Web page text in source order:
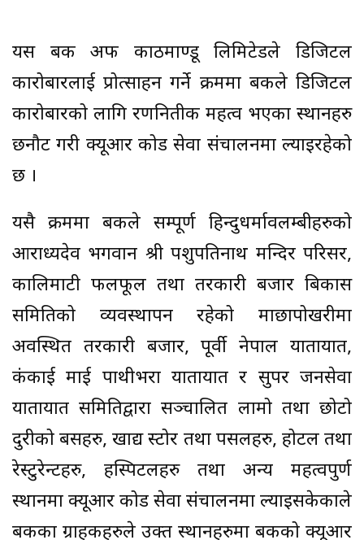
यस बैंक अफ काठमाण्डू लिमिटेडले डिजिटल
कारोबारलाई प्रोत्साहन गर्ने क्रममा बैंकले डिजिटल
कारोबारको लागि रणनितीक महत्व भएका स्थानहरु
छनौट गरी क्यूआर कोड सेवा संचालनमा ल्याइरहेको
छ ।
यसै क्रममा बैंकले सम्पूर्ण हिन्दुधर्मावलम्बीहरुको
आराध्यदेव भगवान श्री पशुपतिनाथ मन्दिर परिसर,
कालिमाटी फलफूल तथा तरकारी बजार बिकास
समितिको व्यवस्थापन रहेको माछापोखरीमा
अवस्थित तरकारी बजार, पूर्वी नेपाल यातायात,
कंकाई माई पाथीभरा यातायात र सुपर जनसेवा
यातायात समितिद्वारा सञ्चालित लामो तथा छोटो
दुरीको बसहरु, खाद्य स्टोर तथा पसलहरु, होटल तथा
रेस्टुरेन्टहरु, हस्पिटलहरु तथा अन्य महत्वपुर्ण
स्थानमा क्यूआर कोड सेवा संचालनमा ल्याइसकेकाले
बैंकका ग्राहकहरुले उक्त स्थानहरुमा बैंकको क्यूआर